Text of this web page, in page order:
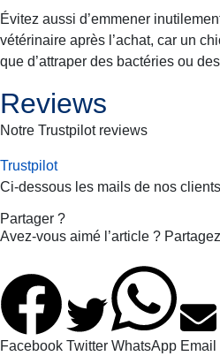
Évitez aussi d’emmener
vétérinaire après l’achat, car un
que d’attraper des bactéries ou
Reviews
Notre Trustpilot reviews
Trustpilot
Ci-dessous les mails de nos
Partager ?
Avez-vous aimé l’article ?
Facebook Twitter WhatsApp Email